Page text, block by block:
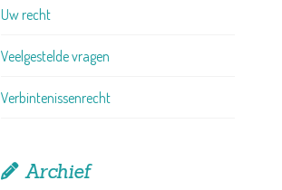
Uw recht
Veelgestelde vragen
Verbintenissenrecht
Archief